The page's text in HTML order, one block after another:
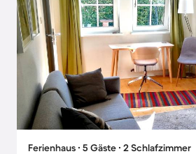
Ferienhaus ∙ 5 Gäste ∙ 2 Schlafzimmer